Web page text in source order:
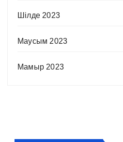
Шілде 2023
Маусым 2023
Мамыр 2023